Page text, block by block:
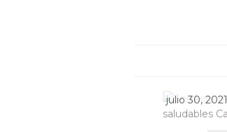
julio 30, 2021